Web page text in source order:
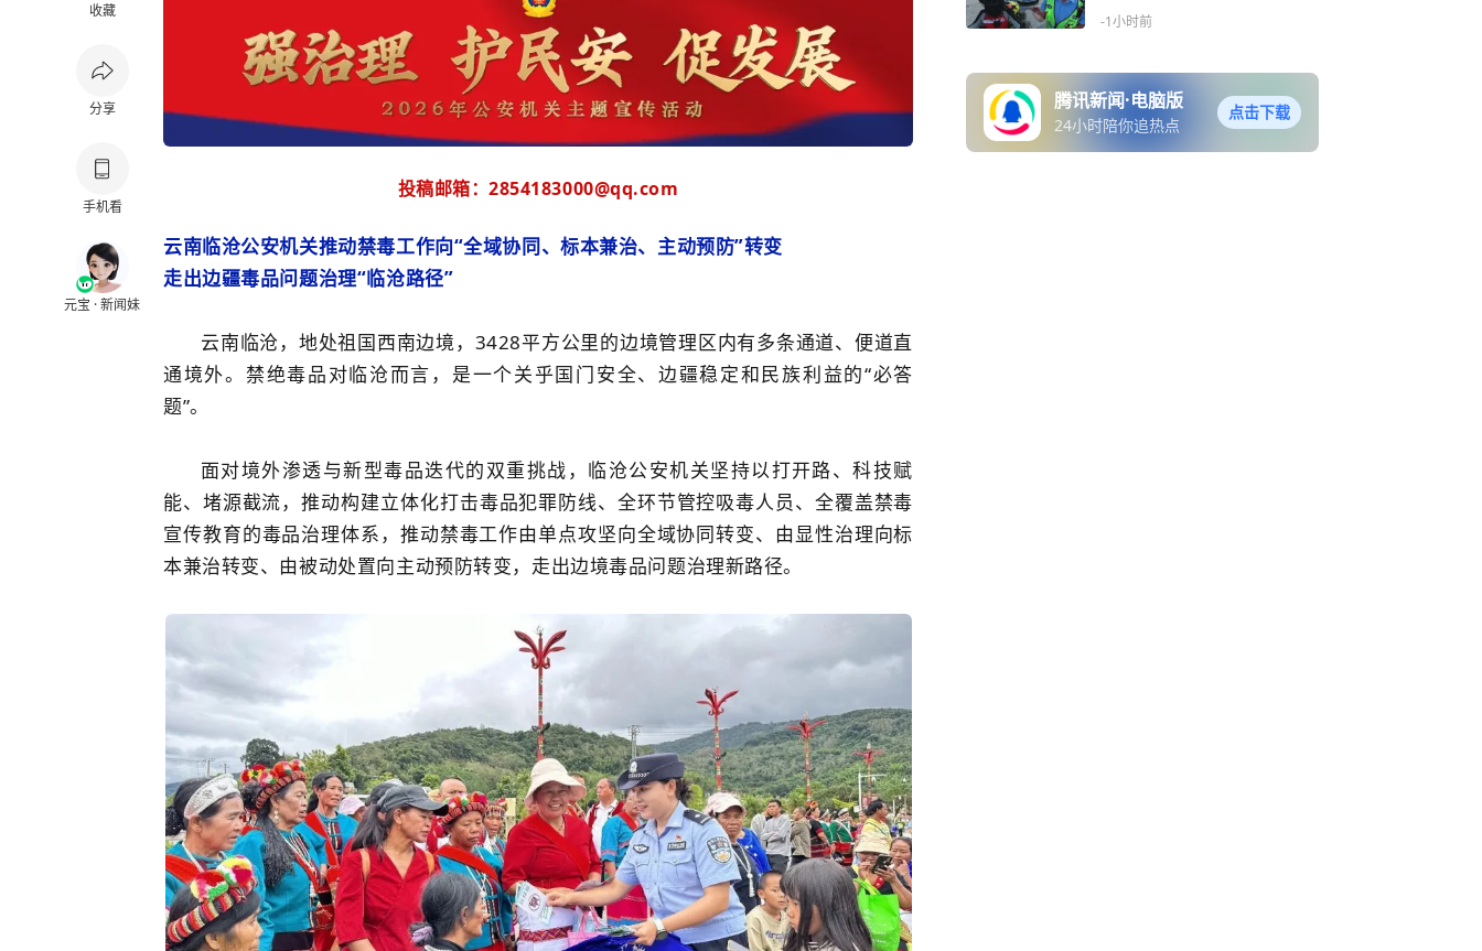
收藏
分享
手机看
元宝 · 新闻妹
投稿邮箱：2854183000@qq.com
云南临沧公安机关推动禁毒工作向“全域协同、标本兼治、主动预防”转变
走出边疆毒品问题治理“临沧路径”
云南临沧，地处祖国西南边境，3428平方公里的边境管理区内有多条通道、便道直
通境外。禁绝毒品对临沧而言，是一个关乎国门安全、边疆稳定和民族利益的“必答
题”。
面对境外渗透与新型毒品迭代的双重挑战，临沧公安机关坚持以打开路、科技赋
能、堵源截流，推动构建‌立体化打击毒品犯罪防线、全环节管控吸毒人员、全覆盖禁毒
宣传教育的毒品治理体系，推动禁毒工作由单点攻坚向全域协同转变、由显性治理向标
本兼治转变、由被动处置向主动预防转变，走出边境毒品问题治理新路径。
-1小时前
腾讯新闻·电脑版
24小时陪你追热点
点击下载